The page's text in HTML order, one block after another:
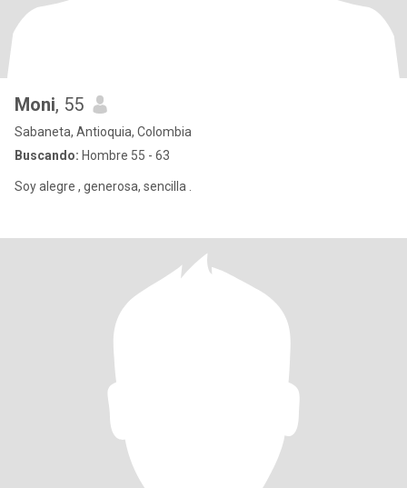
Moni, 55
Sabaneta, Antioquia, Colombia
Buscando: Hombre 55 - 63
Soy alegre , generosa, sencilla .